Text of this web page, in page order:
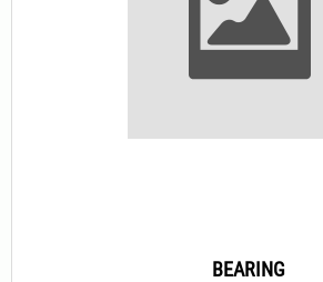
BEARING